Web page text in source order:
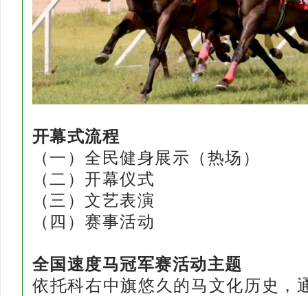
开幕式流程
（一）全民健身展示（热场）
（二）开幕仪式
（三）文艺表演
（四）赛事活动
全国速度马冠军赛活动主题
依托科右中旗悠久的马文化历史，